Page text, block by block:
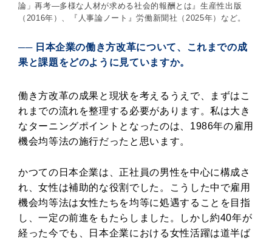
論」再考―多様な人材が求める社会的報酬とは』生産性出版
（2016年）、『人事論ノート』労働新聞社（2025年）など。
── 日本企業の働き方改革について、これまでの成
果と課題をどのように見ていますか。
働き方改革の成果と現状を考えるうえで、まずはこ
れまでの流れを整理する必要があります。私は大き
なターニングポイントとなったのは、1986年の雇用
機会均等法の施行だったと思います。
かつての日本企業は、正社員の男性を中心に構成さ
れ、女性は補助的な役割でした。こうした中で雇用
機会均等法は女性たちを均等に処遇することを目指
し、一定の前進をもたらしました。しかし約40年が
経った今でも、日本企業における女性活躍は道半ば